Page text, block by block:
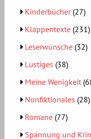
Kinderbücher(27)
Klappentexte (231)
Leserwünsche (32)
Lustiges (38)
Meine Wenigkeit
Nonfiktionales (28)
Romane (77)
Spannung und